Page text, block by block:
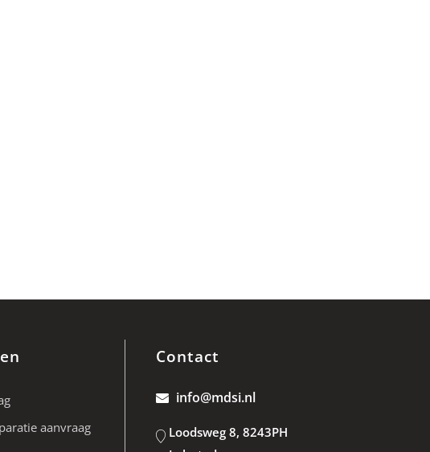
aanvraag
Contact
info@mdsi.nl
Loodsweg 8, 8243PH